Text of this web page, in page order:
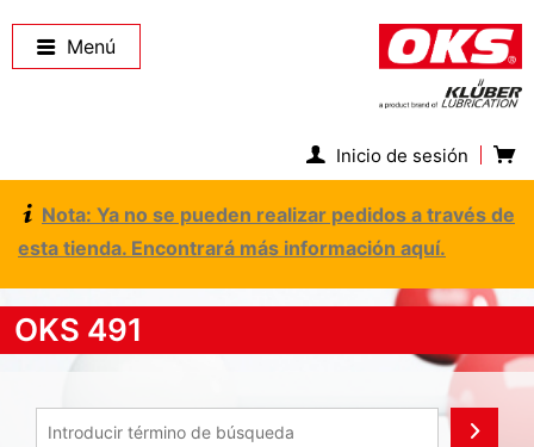
Menú
Inicio de sesión
Nota: Ya no se pueden realizar pedidos a través de
esta tienda. Encontrará más información aquí.
OKS 491